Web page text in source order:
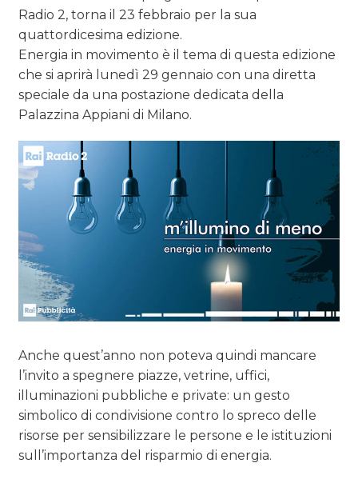
Radio 2, torna il 23 febbraio per la sua
quattordicesima edizione.
Energia in movimento è il tema di questa edizione
che si aprirà lunedì 29 gennaio con una diretta
speciale da una postazione dedicata della
Palazzina Appiani di Milano.
Anche quest’anno non poteva quindi mancare
l’invito a spegnere piazze, vetrine, uffici,
illuminazioni pubbliche e private: un gesto
simbolico di condivisione contro lo spreco delle
risorse per sensibilizzare le persone e le istituzioni
sull’importanza del risparmio di energia.